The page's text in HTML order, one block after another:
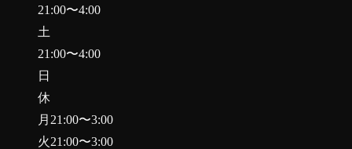
21:00〜4:00
土
21:00〜4:00
日
休
月 21:00〜3:00
火21:00〜3:00